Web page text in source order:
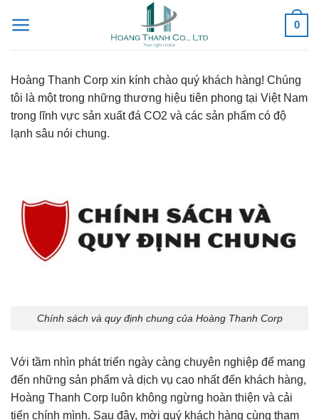
0
Hoàng Thanh Corp xin kính chào quý khách hàng! Chúng
tôi là một trong những thương hiệu tiên phong tại Việt Nam
trong lĩnh vực sản xuất đá CO2 và các sản phẩm có độ
lạnh sâu nói chung.
Chính sách và quy định chung của Hoàng Thanh Corp
Với tầm nhìn phát triển ngày càng chuyên nghiệp để mang
đến những sản phẩm và dịch vụ cao nhất đến khách hàng,
Hoàng Thanh Corp luôn không ngừng hoàn thiện và cải
tiến chính mình. Sau đây, mời quý khách hàng cùng tham